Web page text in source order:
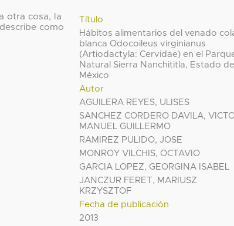
Título
Hábitos alimentarios del venado
blanca Odocoileus virginianus
(Artiodactyla: Cervidae) en el
Natural Sierra Nanchititla, Estado de
México
Autor
AGUILERA REYES, ULISES
SANCHEZ CORDERO DAVILA,
MANUEL GUILLERMO
RAMIREZ PULIDO, JOSE
MONROY VILCHIS, OCTAVIO
GARCIA LOPEZ, GEORGINA ISABEL
JANCZUR FERET, MARIUSZ
KRZYSZTOF
Fecha de publicación
2013
otra cosa, la
como